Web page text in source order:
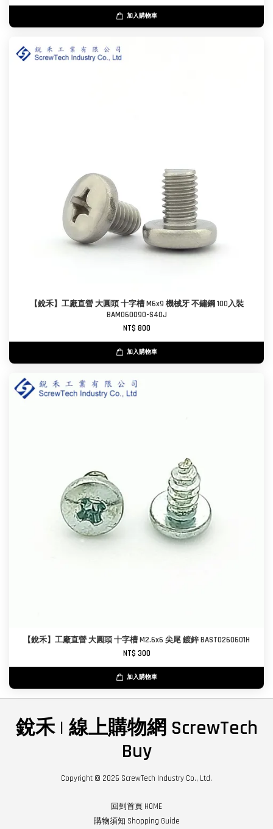
加入購物車
【銳禾】工廠直營 大圓頭 十字槽 M6x9 機械牙 不鏽鋼 100入裝
BAM060090-S40J
NT$ 800
加入購物車
【銳禾】工廠直營 大圓頭 十字槽 M2.6x6 尖尾 鍍鋅 BAST0260601H
NT$ 300
加入購物車
銳禾 | 線上購物網 ScrewTech
Buy
Copyright © 2026 ScrewTech Industry Co., Ltd.
回到首頁 HOME
購物須知 Shopping Guide